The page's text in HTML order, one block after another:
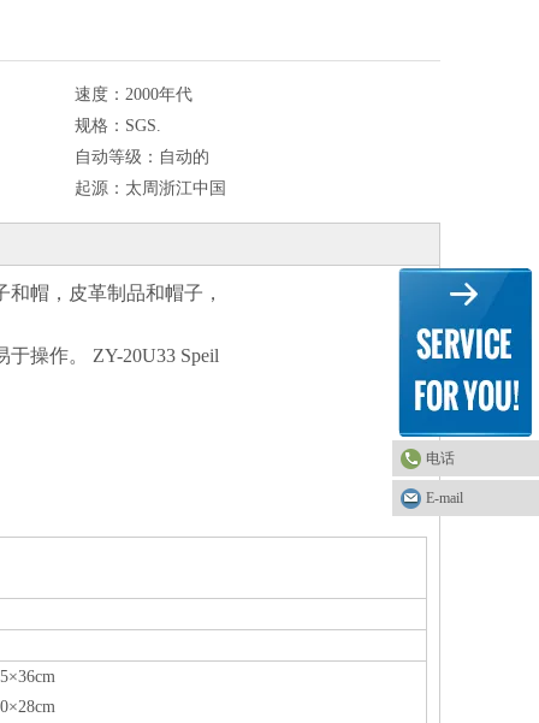
速度： 2000年代
规格： SGS.
自动等级： 自动的
起源： 太周浙江中国
帽，皮革制品和帽子，
操作。 ZY-20U33 Speil
电话
E-mail